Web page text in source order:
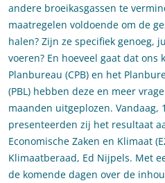
andere broeikasgassen te
maatregelen voldoende om de
halen? Zijn ze specifiek genoeg,
voeren? En hoeveel gaat dat ons
Planbureau (CPB) en het
(PBL) hebben deze en meer
maanden uitgeplozen. Vandaag,
presenteerden zij het resultaat
Economische Zaken en Klimaat
Klimaatberaad, Ed Nijpels. Met
de komende dagen over de